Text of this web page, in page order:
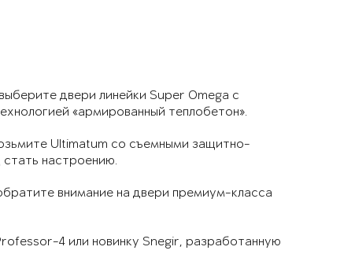
двери линейки Super Omega с
«армированный теплобетон».
Ultimatum со съемными защитно-
настроению.
внимание на двери премиум-класса
4 или новинку Snegir, разработанную